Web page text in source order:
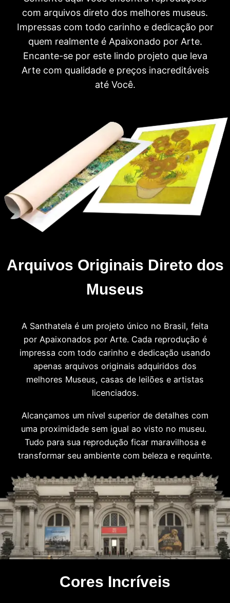
com arquivos direto dos melhores museus.
Impressas com todo carinho e dedicação por
quem realmente é Apaixonado por Arte.
Encante-se por este lindo projeto que leva
Arte com qualidade e preços inacreditáveis
até Você.
Arquivos Originais Direto dos
Museus
A Santhatela é um projeto único no Brasil, feita
por Apaixonados por Arte. Cada reprodução é
impressa com todo carinho e dedicação usando
apenas arquivos originais adquiridos dos
melhores Museus, casas de leilões e artistas
licenciados.
Alcançamos um nível superior de detalhes com
uma proximidade sem igual ao visto no museu.
Tudo para sua reprodução ficar maravilhosa e
transformar seu ambiente com beleza e requinte.
Cores Incríveis